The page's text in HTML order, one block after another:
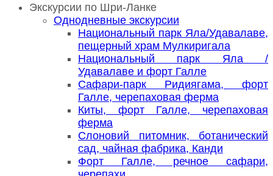
Экскурсии по Шри-Ланке
Однодневные экскурсии
Национальный парк Яла/Удавалаве,
пещерный храм Мулкиригала
Национальный парк Яла /
Удавалаве и форт Галле
Сафари-парк Ридиягама, форт
Галле, черепаховая ферма
Киты, форт Галле, черепаховая
ферма
Слоновий питомник, ботанический
сад, чайная фабрика, Канди
Форт Галле, речное сафари,